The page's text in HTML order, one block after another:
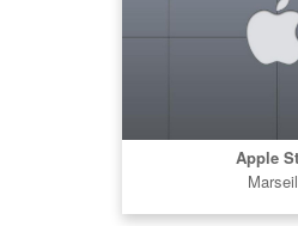
Apple